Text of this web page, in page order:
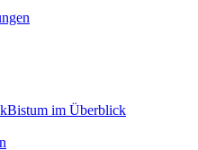
Bistum im Überblick